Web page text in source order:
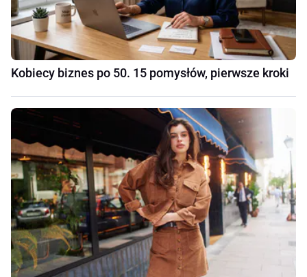
Kobiecy biznes po 50. 15 pomysłów, pierwsze kroki